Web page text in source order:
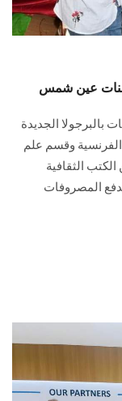
عين شمس
بالبرجولا الجديدة
وقسم علم
الثقافية
المصروفات